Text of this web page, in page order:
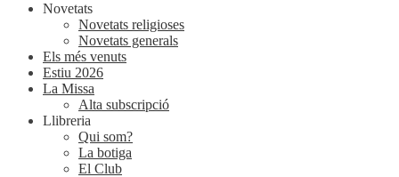
Novetats
Novetats religioses
Novetats generals
Els més venuts
Estiu 2026
La Missa
Alta subscripció
Llibreria
Qui som?
La botiga
El Club